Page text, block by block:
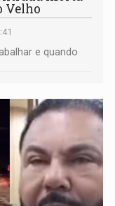
Velho
e quando